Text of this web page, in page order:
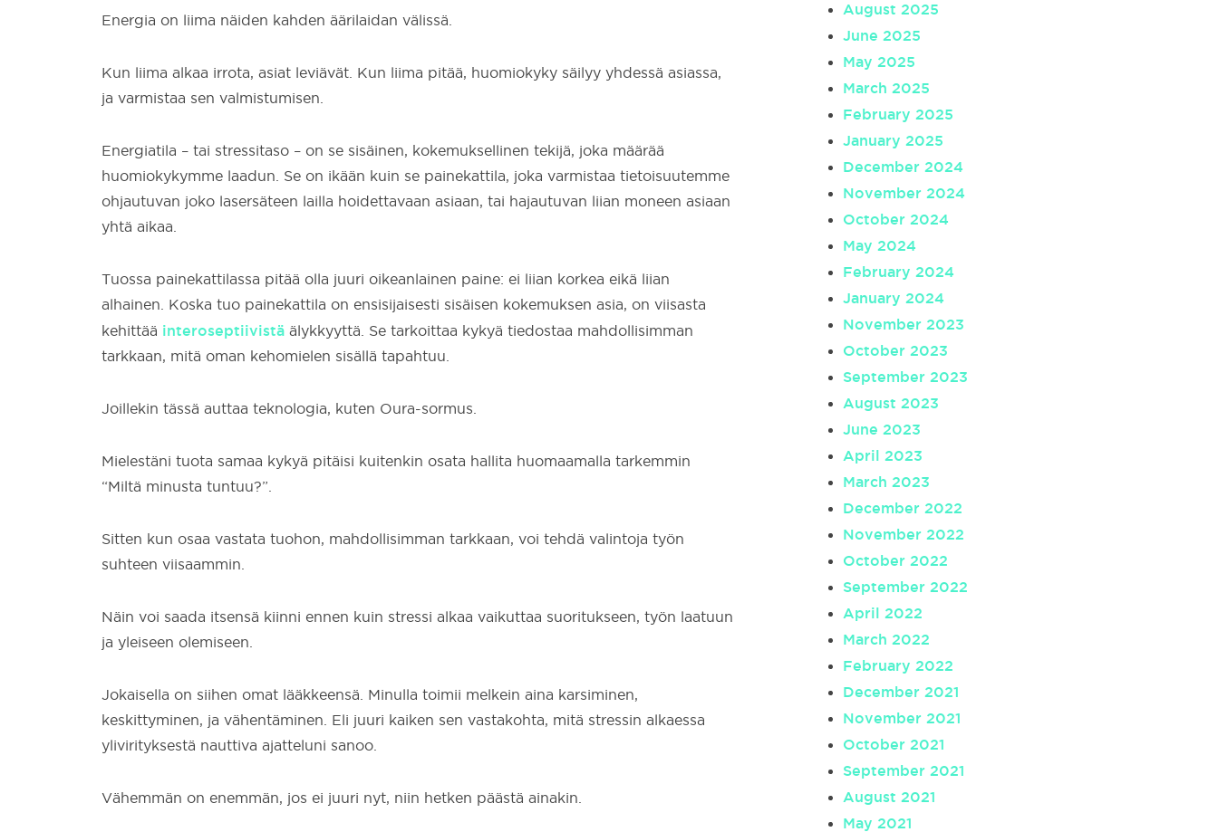
Energia on liima näiden kahden äärilaidan välissä.
Kun liima alkaa irrota, asiat leviävät. Kun liima pitää, huomiokyky säilyy yhdessä asiassa,
ja varmistaa sen valmistumisen.
Energiatila – tai stressitaso – on se sisäinen, kokemuksellinen tekijä, joka määrää
huomiokykymme laadun. Se on ikään kuin se painekattila, joka varmistaa tietoisuutemme
ohjautuvan joko lasersäteen lailla hoidettavaan asiaan, tai hajautuvan liian moneen asiaan
yhtä aikaa.
Tuossa painekattilassa pitää olla juuri oikeanlainen paine: ei liian korkea eikä liian
alhainen. Koska tuo painekattila on ensisijaisesti sisäisen kokemuksen asia, on viisasta
kehittää interoseptiivistä älykkyyttä. Se tarkoittaa kykyä tiedostaa mahdollisimman
tarkkaan, mitä oman kehomielen sisällä tapahtuu.
Joillekin tässä auttaa teknologia, kuten Oura-sormus.
Mielestäni tuota samaa kykyä pitäisi kuitenkin osata hallita huomaamalla tarkemmin
“Miltä minusta tuntuu?”.
Sitten kun osaa vastata tuohon, mahdollisimman tarkkaan, voi tehdä valintoja työn
suhteen viisaammin.
Näin voi saada itsensä kiinni ennen kuin stressi alkaa vaikuttaa suoritukseen, työn laatuun
ja yleiseen olemiseen.
Jokaisella on siihen omat lääkkeensä. Minulla toimii melkein aina karsiminen,
keskittyminen, ja vähentäminen. Eli juuri kaiken sen vastakohta, mitä stressin alkaessa
ylivirityksestä nauttiva ajatteluni sanoo.
Vähemmän on enemmän, jos ei juuri nyt, niin hetken päästä ainakin.
August 2025
June 2025
May 2025
March 2025
February 2025
January 2025
December 2024
November 2024
October 2024
May 2024
February 2024
January 2024
November 2023
October 2023
September 2023
August 2023
June 2023
April 2023
March 2023
December 2022
November 2022
October 2022
September 2022
April 2022
March 2022
February 2022
December 2021
November 2021
October 2021
September 2021
August 2021
May 2021